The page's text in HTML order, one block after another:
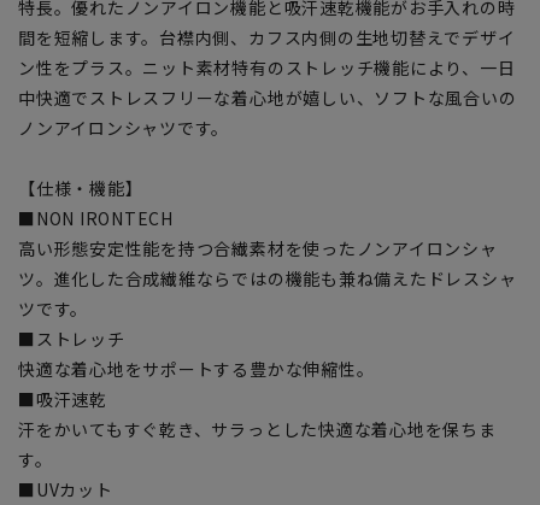
特長。優れたノンアイロン機能と吸汗速乾機能がお手入れの時
間を短縮します。台襟内側、カフス内側の生地切替えでデザイ
ン性をプラス。ニット素材特有のストレッチ機能により、一日
中快適でストレスフリーな着心地が嬉しい、ソフトな風合いの
ノンアイロンシャツです。
【仕様・機能】
■NON IRONTECH
高い形態安定性能を持つ合繊素材を使ったノンアイロンシャ
ツ。進化した合成繊維ならではの機能も兼ね備えたドレスシャ
ツです。
■ストレッチ
快適な着心地をサポートする豊かな伸縮性。
■吸汗速乾
汗をかいてもすぐ乾き、サラっとした快適な着心地を保ちま
す。
■UVカット